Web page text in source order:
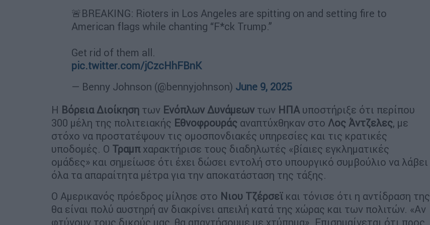
🚨BREAKING: Rioters in Los Angeles are spitting on and setting fire to
American flags while chanting “F*ck Trump.”
Get rid of them all.
pic.twitter.com/jCzcHhFBnK
— Benny Johnson (@bennyjohnson) June 9, 2025
Η Βόρεια Διοίκηση των Ενόπλων Δυνάμεων των ΗΠΑυποστήριξε ότι περίπου
300 μέλη της πολιτειακής Εθνοφρουράς αναπτύχθηκαν στο Λος Άντζελες, με
στόχο να προστατέψουν τις ομοσπονδιακές υπηρεσίες και τις κρατικές
υποδομές. Ο Τραμπχαρακτήρισε τους διαδηλωτές «βίαιες εγκληματικές
ομάδες» και σημείωσε ότι έχει δώσει εντολή στο υπουργικό συμβούλιο να λάβει
όλα τα απαραίτητα μέτρα για την αποκατάσταση της τάξης.
Ο Αμερικανός πρόεδρος μίλησε στο Νιου Τζέρσεϊ και τόνισε ότι η αντίδραση της
θα είναι πολύ αυστηρή αν διακρίνει απειλή κατά της χώρας και των πολιτών. «Αν
φτύνουν τους δικούς μας, θα απαντήσουμε με χτύπημα». Επισημαίνεται ότι προς